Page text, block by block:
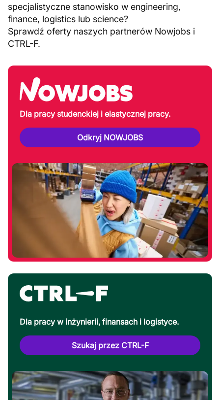
specjalistyczne stanowisko w engineering,
finance, logistics lub science?
Sprawdź oferty naszych partnerów Nowjobs i
CTRL-F.
Dla pracy studenckiej i elastycznej pracy.
Odkryj NOWJOBS
Dla pracy w inżynierii, finansach i logistyce.
Szukaj przez CTRL-F